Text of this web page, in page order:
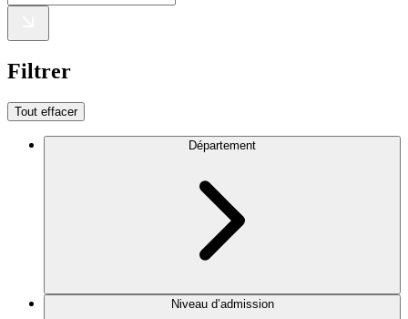
Filtrer
Tout effacer
Département
Niveau d’admission